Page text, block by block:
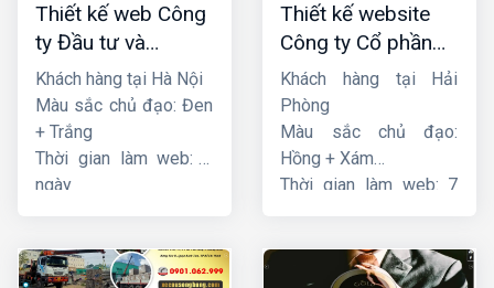
Thiết kế web Công
ty Đầu tư và
Thương mại Five-
Star
Khách hàng tại Hà Nội
Màu sắc chủ đạo: Đen
+ Trắng
Thời gian làm web: 7
ngày
Thiết kế website
Công ty Cổ phần
dịch vụ hàng hải
Sen
Khách hàng tại Hải
Phòng
Màu sắc chủ đạo:
Hồng + Xám
Thời gian làm web: 7